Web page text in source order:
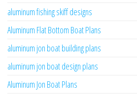
aluminum fishing skiff designs
Aluminum Flat Bottom Boat Plans
aluminum jon boat building plans
aluminum jon boat design plans
Aluminum Jon Boat Plans